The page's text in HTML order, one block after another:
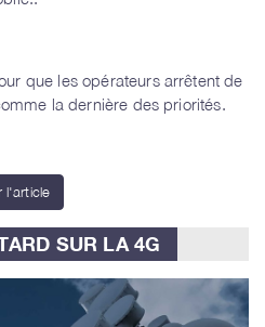
que les opérateurs arrêtent de
la dernière des priorités.
l'article
SUR LA 4G